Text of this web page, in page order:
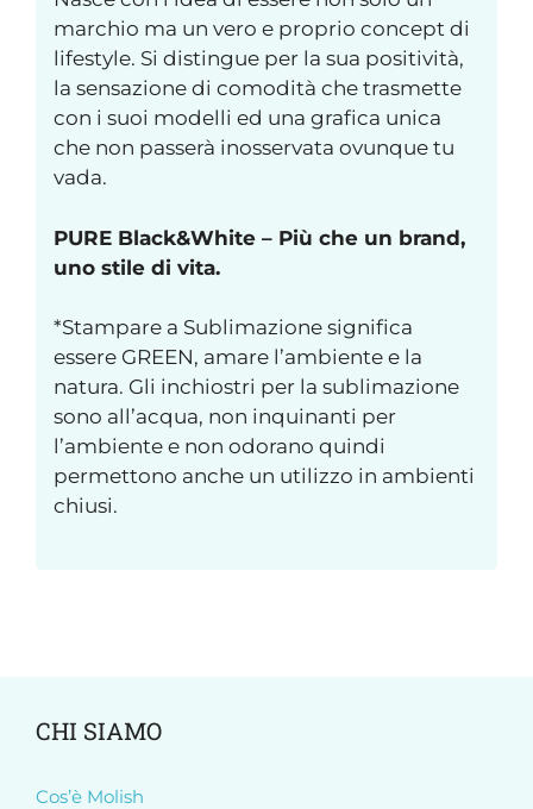
marchio ma un vero e proprio concept di
lifestyle. Si distingue per la sua positività,
la sensazione di comodità che trasmette
con i suoi modelli ed una grafica unica
che non passerà inosservata ovunque tu
vada.
PURE Black&White – Più che un brand,
uno stile di vita.
*Stampare a Sublimazione significa
essere GREEN, amare l’ambiente e la
natura. Gli inchiostri per la sublimazione
sono all’acqua, non inquinanti per
l’ambiente e non odorano quindi
permettono anche un utilizzo in ambienti
chiusi.
CHI SIAMO
Cos’è Molish